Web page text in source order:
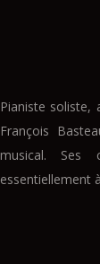
Pianiste soliste,
François
musical. Ses
essentiellement